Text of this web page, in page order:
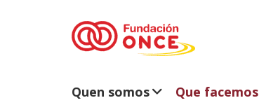
Quen somos Que facemos